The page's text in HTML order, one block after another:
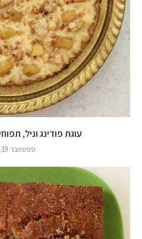
עוגת פודינג וניל,
ספטמבר 19, 2017